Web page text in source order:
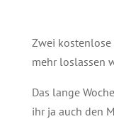
Zwei
mehr loslassen
Das lange
ihr ja auch den